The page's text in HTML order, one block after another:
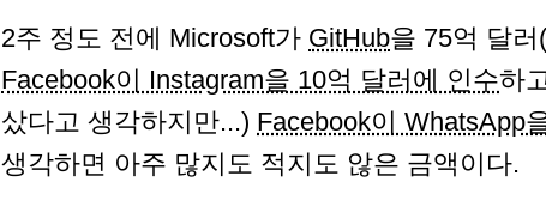
2주 정도 전에 Microsoft가 GitHub을 75억 달
Facebook이 Instagram을 10억 달러에 인수하
샀다고 생각하지만...) Facebook이 WhatsApp
생각하면 아주 많지도 적지도 않은 금액이다.